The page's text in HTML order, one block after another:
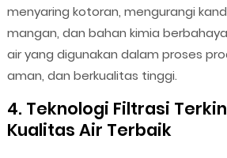
menyaring kotoran, mengurangi
mangan, dan bahan kimia
air yang digunakan dalam proses
aman, dan berkualitas tinggi.
4. Teknologi Filtrasi
Kualitas Air Terbaik